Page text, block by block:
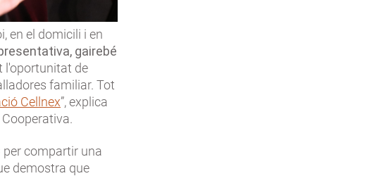
en el domicili i en
gairebé
l'oportunitat de
familiar. Tot
Cellnex”, explica
Cooperativa.
per compartir una
demostra que